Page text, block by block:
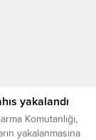
yakalandı
Komutanlığı,
yakalanmasına